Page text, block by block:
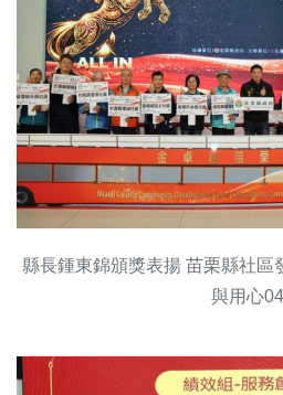
縣長鍾東錦頒獎表揚 苗栗縣社區
與用心04